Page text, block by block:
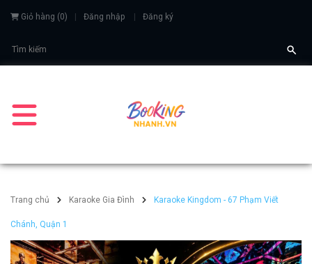
Giỏ hàng (0) Đăng nhập Đăng ký
Trang chủ Karaoke Gia Đình Karaoke Kingdom - 67 Phạm Viết
Chánh, Quận 1